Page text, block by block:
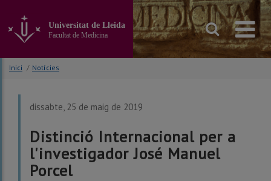
contingut
principal
Universitat de Lleida
Facultat de Medicina
Inici / Notícies
dissabte, 25 de maig de 2019
Distinció Internacional per a
l'investigador José Manuel
Porcel